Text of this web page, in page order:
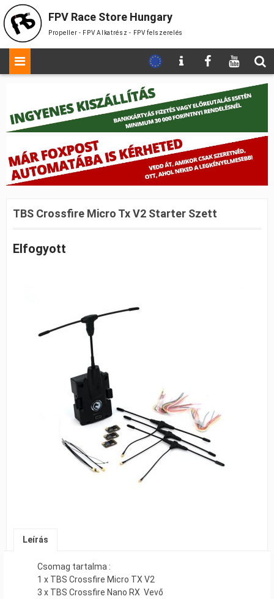
FPV Race Store Hungary
Propeller - FPV Alkatrész - FPV felszerelés
TBS Crossfire Micro Tx V2 Starter Szett
Elfogyott
Leírás
Csomag tartalma :
1 x TBS Crossfire Micro TX V2
3 x TBS Crossfire Nano RX Vevő